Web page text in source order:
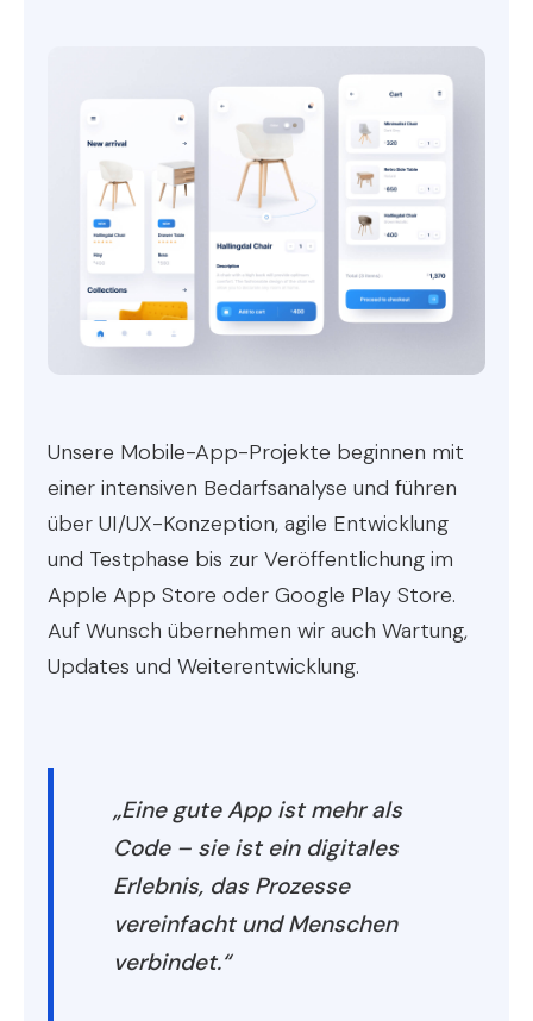
Unsere Mobile-App-Projekte beginnen mit
einer intensiven Bedarfsanalyse und führen
über UI/UX-Konzeption, agile Entwicklung
und Testphase bis zur Veröffentlichung im
Apple App Store oder Google Play Store.
Auf Wunsch übernehmen wir auch Wartung,
Updates und Weiterentwicklung.
„Eine gute App ist mehr als
Code – sie ist ein digitales
Erlebnis, das Prozesse
vereinfacht und Menschen
verbindet.“